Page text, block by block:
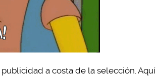
a costa de la selección. Aquí